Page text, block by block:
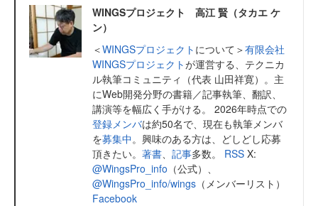
WINGSプロジェクト 高江 賢（タカエ ケ
ン）
＜WINGSプロジェクト について＞有限会社
WINGSプロジェクトが運営する、テクニカ
ル執筆コミュニティ（代表 山田祥寛）。主
にWeb開発分野の書籍／記事執筆、翻訳、
講演等を幅広く手がける。 2026年時点での
登録メンバは約50名で、現在も執筆メンバ
を募集中。興味のある方は、どしどし応募
頂きたい。 著書 記事多数。 RSS X:
@WingsPro_info （公式）、
@WingsPro_info/wings （メンバーリスト）
Facebook